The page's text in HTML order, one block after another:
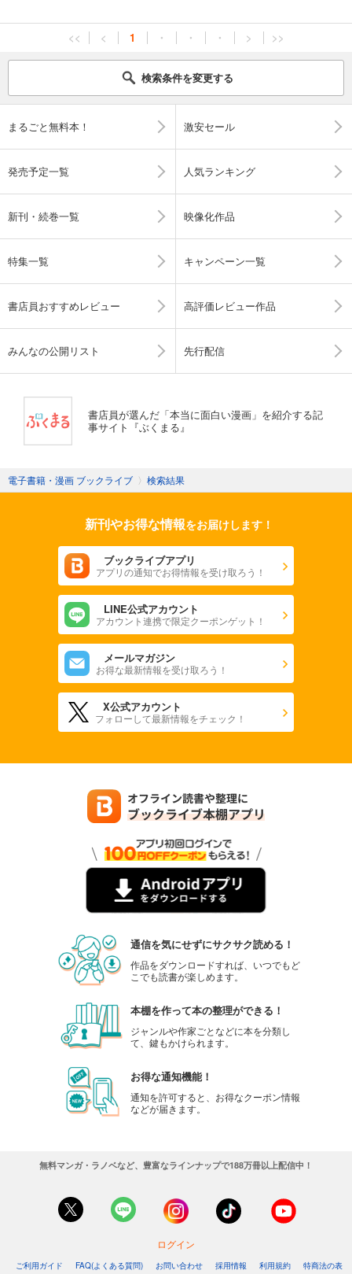
<< < 1 ・ ・ ・ > >>
検索条件を変更する
まるごと無料本！ 激安セール
発売予定一覧 人気ランキング
新刊・続巻一覧 映像化作品
特集一覧 キャンペーン一覧
書店員おすすめレビュー 高評価レビュー作品
みんなの公開リスト 先行配信
書店員が選んだ「本当に面白い漫画」を紹介する記
事サイト『ぶくまる』
電子書籍・漫画 ブックライブ 〉 検索結果
新刊やお得な情報をお届けします！
ブックライブアプリ
アプリの通知でお得情報を受け取ろう！
LINE公式アカウント
アカウント連携で限定クーポンゲット！
メールマガジン
お得な最新情報を受け取ろう！
X公式アカウント
フォローして最新情報をチェック！
通信を気にせずにサクサク読める！
作品をダウンロードすれば、いつでもど
こでも読書が楽しめます。
本棚を作って本の整理ができる！
ジャンルや作家ごとなどに本を分類し
て、鍵もかけられます。
お得な通知機能！
通知を許可すると、お得なクーポン情報
などが届きます。
無料マンガ・ラノベなど、豊富なラインナップで188万冊以上配信中！
ログイン
ご利用ガイド FAQ(よくある質問) お問い合わせ 採用情報 利用規約
特商法の表